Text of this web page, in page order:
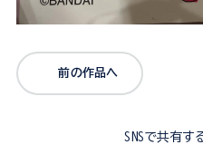
前の作品へ
SNSで共有す